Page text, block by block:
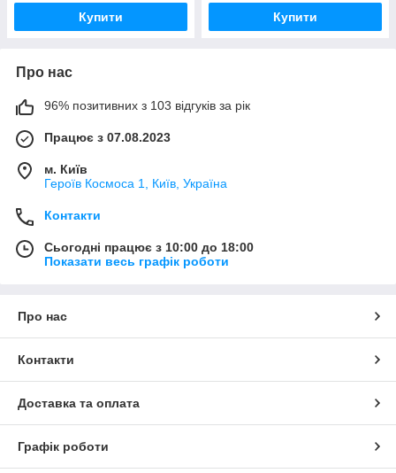
Купити Купити
Про нас
96% позитивних з 103 відгуків за рік
Працює з 07.08.2023
м. Київ
Героїв Космоса 1, Київ, Україна
Контакти
Сьогодні працює з 10:00 до 18:00
Показати весь графік роботи
Про нас
Контакти
Доставка та оплата
Графік роботи